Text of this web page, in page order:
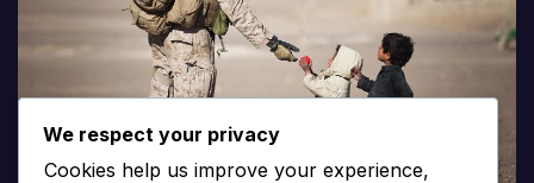
We respect your privacy
Cookies help us improve your experience,